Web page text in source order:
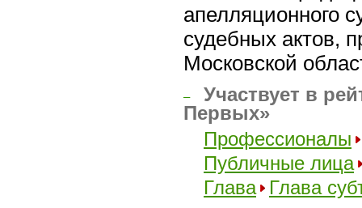
апелляционного
судебных актов,
Московской
–
Участвует в
Первых»
Профессионалы
Публичные лица
Глава
Глава